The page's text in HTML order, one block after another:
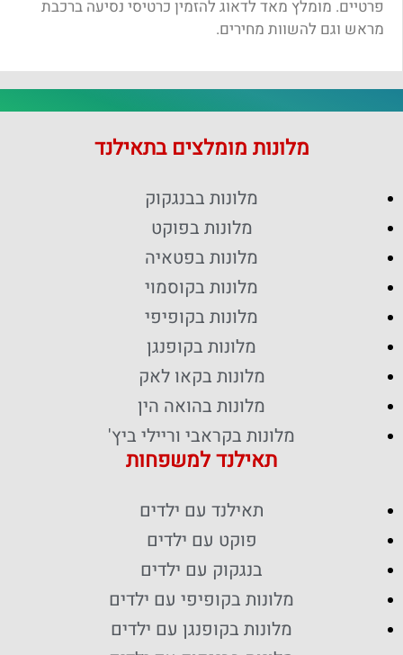
פרטיים. מומלץ מאד לדאוג להזמין כרטיסי נסיעה ברכבת
מראש וגם להשוות מחירים.
מלונות מומלצים בתאילנד
מלונות בבנגקוק
מלונות בפוקט
מלונות בפטאיה
מלונות בקוסמוי
מלונות בקופיפי
מלונות בקופנגן
מלונות בקאו לאק
מלונות בהואה הין
מלונות בקראבי וריילי ביץ'
תאילנד למשפחות
תאילנד עם ילדים
פוקט עם ילדים
בנגקוק עם ילדים
מלונות בקופיפי עם ילדים
מלונות בקופנגן עם ילדים